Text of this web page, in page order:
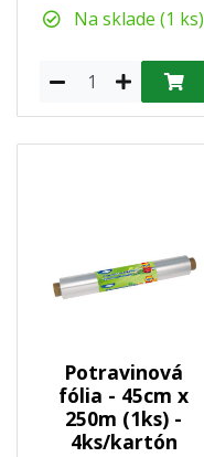
Na sklade (1 ks)
Potravinová
fólia - 45cm x
250m (1ks) -
4ks/kartón